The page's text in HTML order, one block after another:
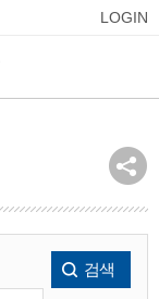
LOGIN
검색